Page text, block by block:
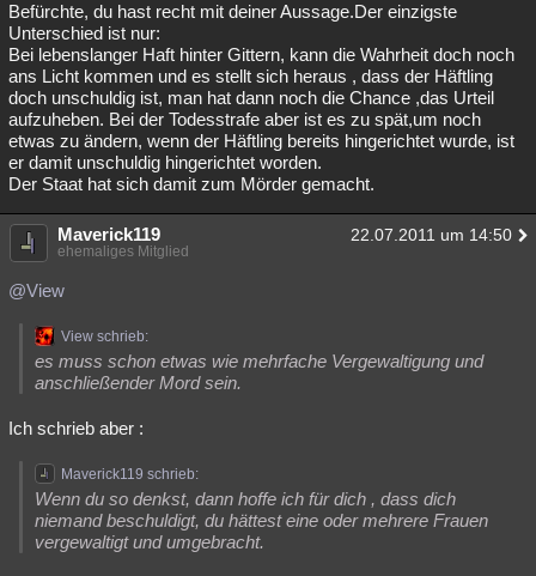
Befürchte, du hast recht mit deiner Aussage.Der einzigste
Unterschied ist nur:
Bei lebenslanger Haft hinter Gittern, kann die Wahrheit doch noch
ans Licht kommen und es stellt sich heraus , dass der Häftling
doch unschuldig ist, man hat dann noch die Chance ,das Urteil
aufzuheben. Bei der Todesstrafe aber ist es zu spät,um noch
etwas zu ändern, wenn der Häftling bereits hingerichtet wurde, ist
er damit unschuldig hingerichtet worden.
Der Staat hat sich damit zum Mörder gemacht.
Maverick119 22.07.2011 um 14:50
ehemaliges Mitglied
@View
View schrieb:
es muss schon etwas wie mehrfache Vergewaltigung und
anschließender Mord sein.
Ich schrieb aber :
Maverick119 schrieb:
Wenn du so denkst, dann hoffe ich für dich , dass dich
niemand beschuldigt, du hättest eine oder mehrere Frauen
vergewaltigt und umgebracht.